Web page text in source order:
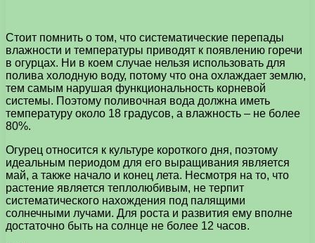
Стоит помнить о том, что систематические перепады
влажности и температуры приводят к появлению горечи
в огурцах. Ни в коем случае нельзя использовать для
полива холодную воду, потому что она охлаждает землю,
тем самым нарушая функциональность корневой
системы. Поэтому поливочная вода должна иметь
температуру около 18 градусов, а влажность – не более
80%.
Огурец относится к культуре короткого дня, поэтому
идеальным периодом для его выращивания является
май, а также начало и конец лета. Несмотря на то, что
растение является теплолюбивым, не терпит
систематического нахождения под палящими
солнечными лучами. Для роста и развития ему вполне
достаточно быть на солнце не более 12 часов.